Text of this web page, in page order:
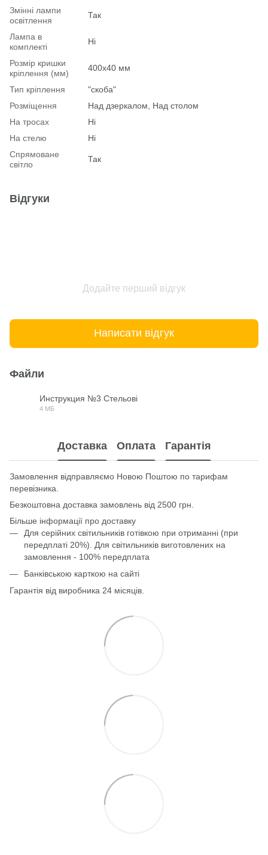
Змінні лампи
освітлення
Так
Лампа в
комплекті
Ні
Розмір кришки
кріплення (мм)
400х40 мм
Тип кріплення
"скоба"
Розміщення
Над дзеркалом, Над столом
На тросах
Ні
На стелю
Ні
Спрямоване
світло
Так
Відгуки
Додайте перший відгук
Написати відгук
Файли
Инструкция №3 Стельові
4 МБ
Доставка Оплата Гарантія
Замовлення відправляємо Новою Поштою по тарифам
перевізника.
Безкоштовна доставка замовлень від 2500 грн.
Більше інформації про доставку
Для серійних світильників готівкою при отриманні (при
передплаті 20%). Для світильників виготовлених на
замовлення - 100% передплата
Банківською карткою на сайті
Гарантія від виробника 24 місяців.